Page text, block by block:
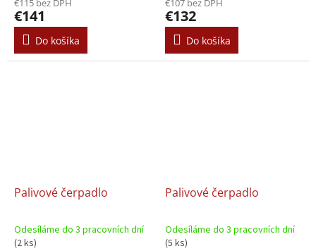
€115 bez DPH
€141
Do košíka
€107 bez DPH
€132
Do košíka
Palivové čerpadlo
Odesíláme do 3 pracovních dní
(2 ks)
Palivové čerpadlo
Odesíláme do 3 pracovních dní
(5 ks)